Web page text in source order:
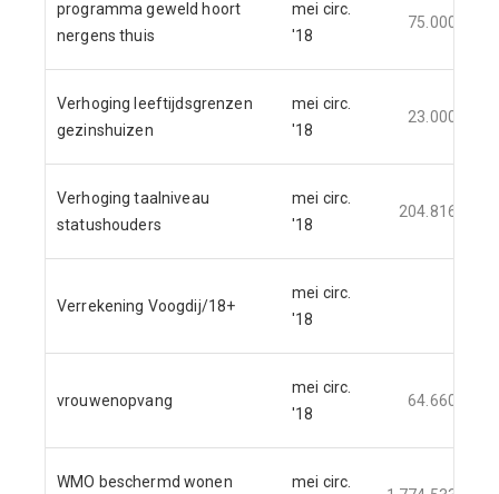
programma geweld hoort
nergens thuis
mei circ.
'18
75.000
Verhoging leeftijdsgrenzen
gezinshuizen
mei circ.
'18
23.000
Verhoging taalniveau
statushouders
mei circ.
'18
204.816
Verrekening Voogdij/18+
mei circ.
'18
vrouwenopvang
mei circ.
'18
64.660
WMO beschermd wonen
mei circ.